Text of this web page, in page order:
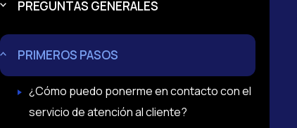
PREGUNTAS GENERALES
PRIMEROS PASOS
¿Cómo puedo ponerme en contacto con el
servicio de atención al cliente?